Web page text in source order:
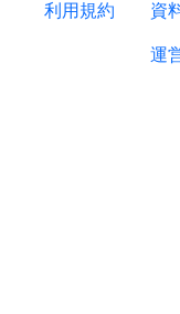
利用規約 資
運